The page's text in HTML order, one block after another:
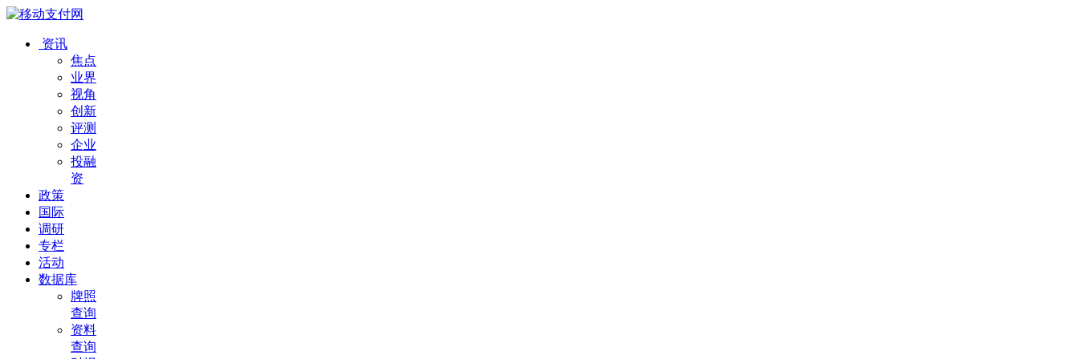
资讯
焦点
业界
视角
创新
评测
企业
投融
资
政策
国际
调研
专栏
活动
数据库
牌照
查询
资料
查询